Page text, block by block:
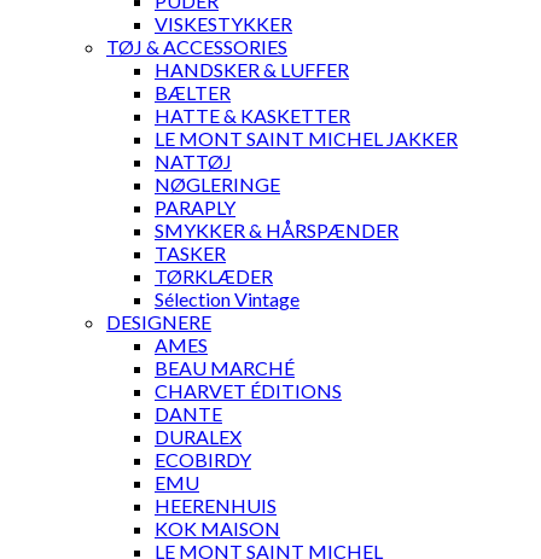
VISKESTYKKER
TØJ & ACCESSORIES
HANDSKER & LUFFER
BÆLTER
HATTE & KASKETTER
LE MONT SAINT MICHEL JAKKER
NATTØJ
NØGLERINGE
PARAPLY
SMYKKER & HÅRSPÆNDER
TASKER
TØRKLÆDER
Sélection Vintage
DESIGNERE
AMES
BEAU MARCHÉ
CHARVET ÉDITIONS
DANTE
DURALEX
ECOBIRDY
EMU
HEERENHUIS
KOK MAISON
LE MONT SAINT MICHEL